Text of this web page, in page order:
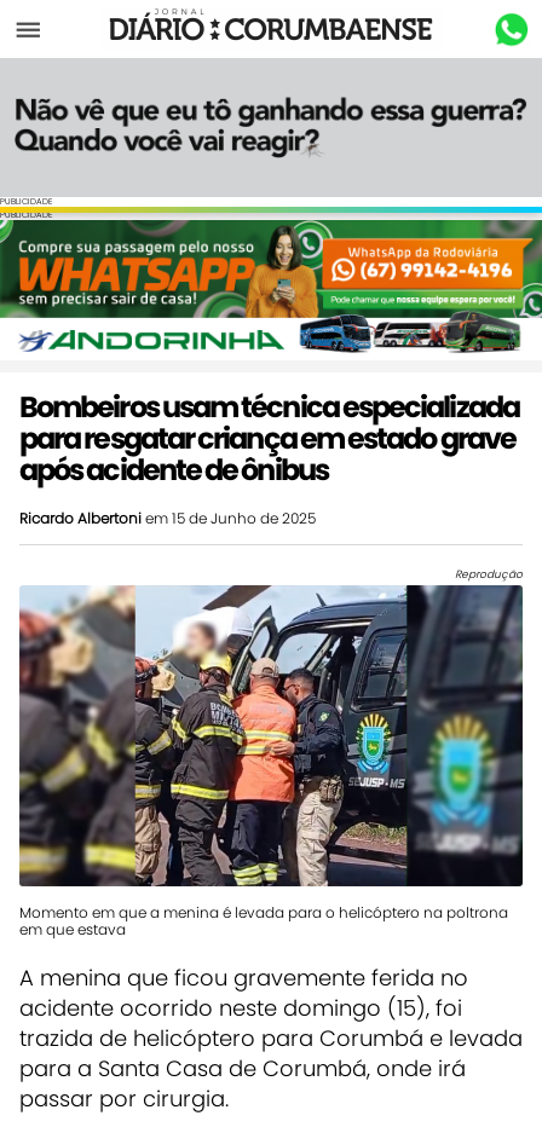
Menu
PUBLICIDADE
PUBLICIDADE
Bombeiros usam técnica especializada
para resgatar criança em estado grave
após acidente de ônibus
Ricardo Albertoniem 15 de Junho de 2025
Reprodução
Momento em que a menina é levada para o helicóptero na poltrona
em que estava
A menina que ficou gravemente ferida no
acidente ocorrido neste domingo (15), foi
trazida de helicóptero para Corumbá e levada
para a Santa Casa de Corumbá, onde irá
passar por cirurgia.